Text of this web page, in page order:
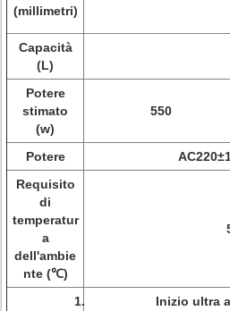
(millimetri)
Capacità
(L)
Potere
stimato
(w)
550
Potere
Requisito
di
temperatur
a
dell'ambie
nte (℃)
Inizio ultra